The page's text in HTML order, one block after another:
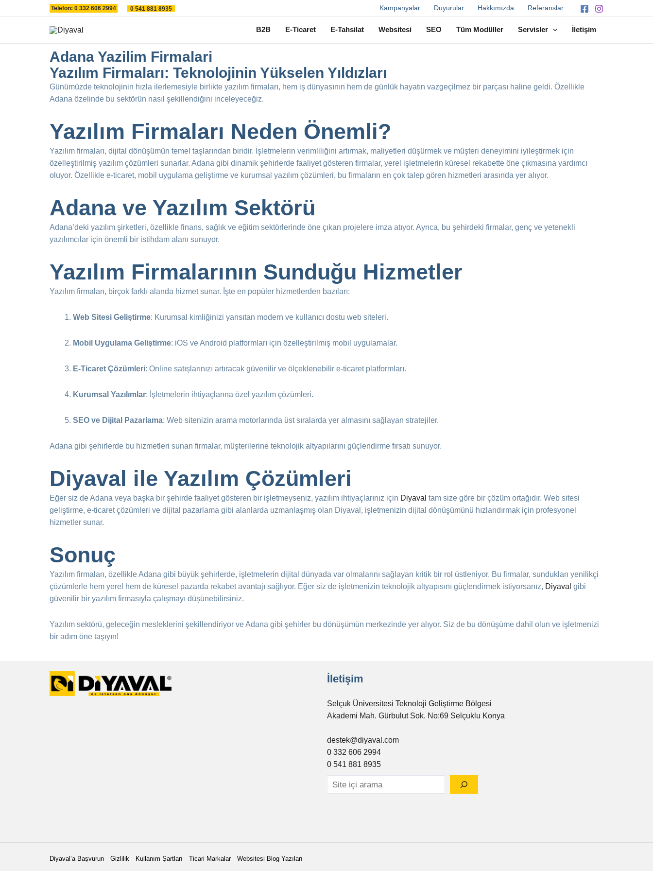
Telefon: 0 332 606 2994 0 541 881 8935 Kampanyalar Duyurular Hakkımızda Referanslar
B2B E-Ticaret E-Tahsilat Websitesi SEO Tüm Modüller Servisler İletişim
Adana Yazilim Firmalari
Yazılım Firmaları: Teknolojinin Yükselen Yıldızları
Günümüzde teknolojinin hızla ilerlemesiyle birlikte yazılım firmaları, hem iş dünyasının hem de günlük hayatın vazgeçilmez bir parçası haline geldi. Özellikle
Adana özelinde bu sektörün nasıl şekillendiğini inceleyeceğiz.
Yazılım Firmaları Neden Önemli?
Yazılım firmaları, dijital dönüşümün temel taşlarından biridir. İşletmelerin verimliliğini artırmak, maliyetleri düşürmek ve müşteri deneyimini iyileştirmek için
özelleştirilmiş yazılım çözümleri sunarlar. Adana gibi dinamik şehirlerde faaliyet gösteren firmalar, yerel işletmelerin küresel rekabette öne çıkmasına yardımcı
oluyor. Özellikle e-ticaret, mobil uygulama geliştirme ve kurumsal yazılım çözümleri, bu firmaların en çok talep gören hizmetleri arasında yer alıyor.
Adana ve Yazılım Sektörü
Adana’deki yazılım şirketleri, özellikle finans, sağlık ve eğitim sektörlerinde öne çıkan projelere imza atıyor. Ayrıca, bu şehirdeki firmalar, genç ve yetenekli
yazılımcılar için önemli bir istihdam alanı sunuyor.
Yazılım Firmalarının Sunduğu Hizmetler
Yazılım firmaları, birçok farklı alanda hizmet sunar. İşte en popüler hizmetlerden bazıları:
Web Sitesi Geliştirme: Kurumsal kimliğinizi yansıtan modern ve kullanıcı dostu web siteleri.
Mobil Uygulama Geliştirme: iOS ve Android platformları için özelleştirilmiş mobil uygulamalar.
E-Ticaret Çözümleri: Online satışlarınızı artıracak güvenilir ve ölçeklenebilir e-ticaret platformları.
Kurumsal Yazılımlar: İşletmelerin ihtiyaçlarına özel yazılım çözümleri.
SEO ve Dijital Pazarlama: Web sitenizin arama motorlarında üst sıralarda yer almasını sağlayan stratejiler.
Adana gibi şehirlerde bu hizmetleri sunan firmalar, müşterilerine teknolojik altyapılarını güçlendirme fırsatı sunuyor.
Diyaval ile Yazılım Çözümleri
Eğer siz de Adana veya başka bir şehirde faaliyet gösteren bir işletmeyseniz, yazılım ihtiyaçlarınız için Diyaval tam size göre bir çözüm ortağıdır. Web sitesi
geliştirme, e-ticaret çözümleri ve dijital pazarlama gibi alanlarda uzmanlaşmış olan Diyaval, işletmenizin dijital dönüşümünü hızlandırmak için profesyonel
hizmetler sunar.
Sonuç
Yazılım firmaları, özellikle Adana gibi büyük şehirlerde, işletmelerin dijital dünyada var olmalarını sağlayan kritik bir rol üstleniyor. Bu firmalar, sundukları yenilikçi
çözümlerle hem yerel hem de küresel pazarda rekabet avantajı sağlıyor. Eğer siz de işletmenizin teknolojik altyapısını güçlendirmek istiyorsanız, Diyaval gibi
güvenilir bir yazılım firmasıyla çalışmayı düşünebilirsiniz.
Yazılım sektörü, geleceğin mesleklerini şekillendiriyor ve Adana gibi şehirler bu dönüşümün merkezinde yer alıyor. Siz de bu dönüşüme dahil olun ve işletmenizi
bir adım öne taşıyın!
İletişim
Selçuk Üniversitesi Teknoloji Geliştirme Bölgesi
Akademi Mah. Gürbulut Sok. No:69 Selçuklu Konya
destek@diyaval.com
0 332 606 2994
0 541 881 8935
Diyaval’a Başvurun Gizlilik Kullanım Şartları Ticari Markalar Websitesi Blog Yazıları